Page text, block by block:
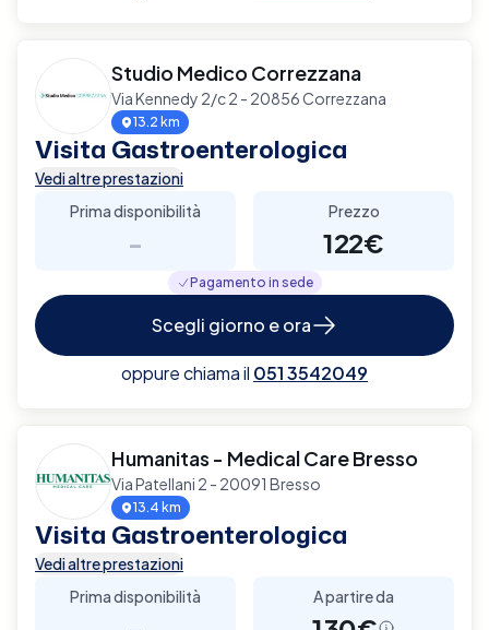
Studio Medico Correzzana
Via Kennedy 2/c 2 - 20856 Correzzana
13.2 km
Visita Gastroenterologica
Vedi altre prestazioni
Prima disponibilità
-
Prezzo
122€
Pagamento in sede
Scegli giorno e ora
oppure chiama il 051 3542049
Humanitas - Medical Care Bresso
Via Patellani 2 - 20091 Bresso
13.4 km
Visita Gastroenterologica
Vedi altre prestazioni
Prima disponibilità
A partire da